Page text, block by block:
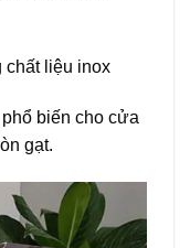
liệu inox
biến cho cửa
gạt.